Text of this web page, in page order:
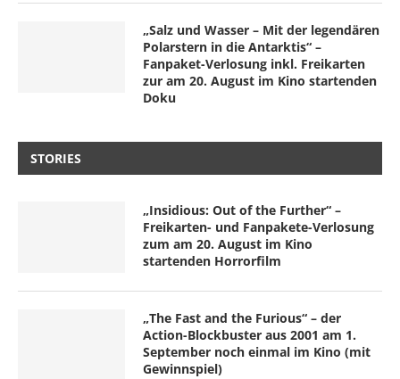
„Salz und Wasser – Mit der legendären
Polarstern in die Antarktis“ –
Fanpaket-Verlosung inkl. Freikarten
zur am 20. August im Kino startenden
Doku
STORIES
„Insidious: Out of the Further“ –
Freikarten- und Fanpakete-Verlosung
zum am 20. August im Kino
startenden Horrorfilm
„The Fast and the Furious“ – der
Action-Blockbuster aus 2001 am 1.
September noch einmal im Kino (mit
Gewinnspiel)